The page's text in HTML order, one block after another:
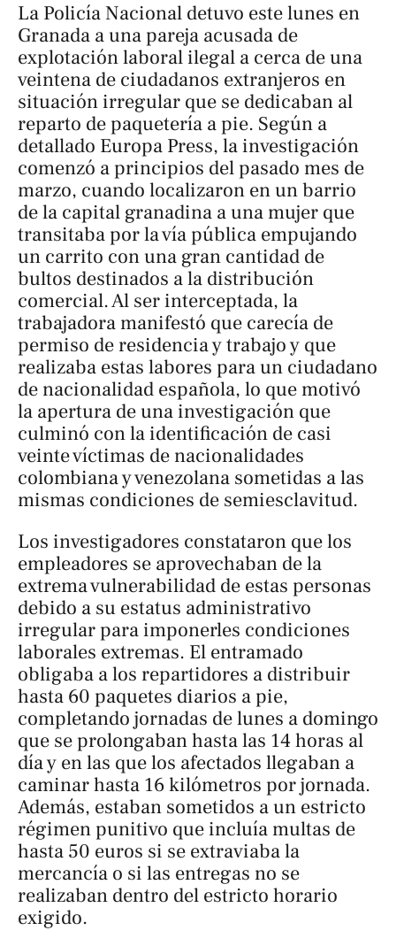
La Policía Nacional detuvo este lunes en
Granada a una pareja acusada de
explotación laboral ilegal a cerca de una
veintena de ciudadanos extranjeros en
situación irregular que se dedicaban al
reparto de paquetería a pie. Según a
detallado Europa Press, la investigación
comenzó a principios del pasado mes de
marzo, cuando localizaron en un barrio
de la capital granadina a una mujer que
transitaba por la vía pública empujando
un carrito con una gran cantidad de
bultos destinados a la distribución
comercial. Al ser interceptada, la
trabajadora manifestó que carecía de
permiso de residencia y trabajo y que
realizaba estas labores para un ciudadano
de nacionalidad española, lo que motivó
la apertura de una investigación que
culminó con la identificación de casi
veinte víctimas de nacionalidades
colombiana y venezolana sometidas a las
mismas condiciones de semiesclavitud.
Los investigadores constataron que los
empleadores se aprovechaban de la
extrema vulnerabilidad de estas personas
debido a su estatus administrativo
irregular para imponerles condiciones
laborales extremas. El entramado
obligaba a los repartidores a distribuir
hasta 60 paquetes diarios a pie,
completando jornadas de lunes a domingo
que se prolongaban hasta las 14 horas al
día y en las que los afectados llegaban a
caminar hasta 16 kilómetros por jornada.
Además, estaban sometidos a un estricto
régimen punitivo que incluía multas de
hasta 50 euros si se extraviaba la
mercancía o si las entregas no se
realizaban dentro del estricto horario
exigido.